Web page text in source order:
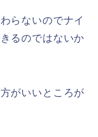
らないのでナイ
るのではないか
がいいところが